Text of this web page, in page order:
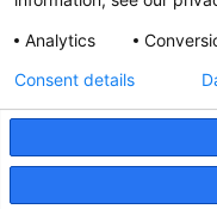
Leidenschaft innovative
Bereiche der maritimen
Analytics
Consent details